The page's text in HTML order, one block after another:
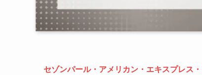
セゾンパール・アメリカン・エキスプレス